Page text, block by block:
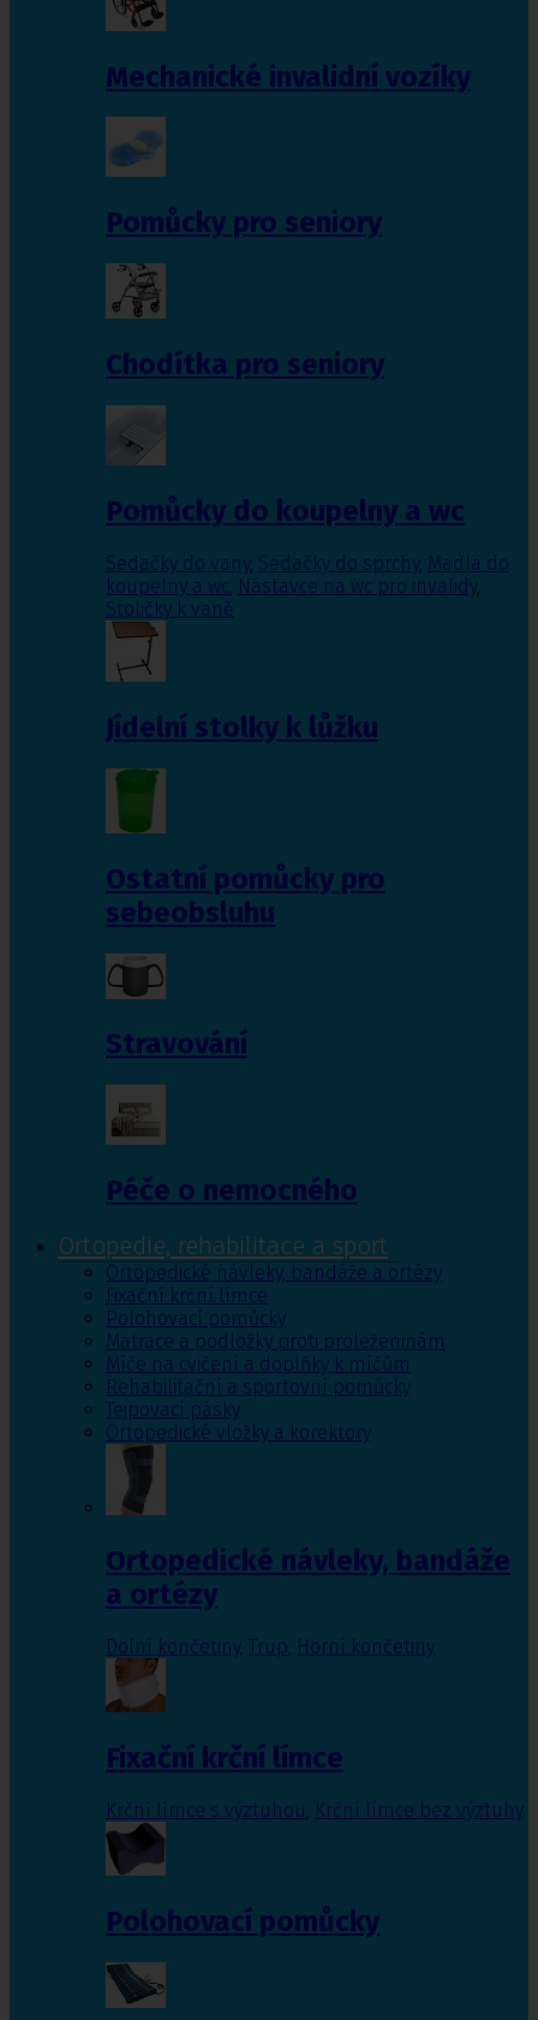
Mechanické invalidní vozíky
Pomůcky pro seniory
Chodítka pro seniory
Pomůcky do koupelny a wc
Sedačky do vany, Sedačky do sprchy, Madla do
koupelny a wc, Nástavce na wc pro invalidy,
Stoličky k vaně
Jídelní stolky k lůžku
Ostatní pomůcky pro
sebeobsluhu
Stravování
Péče o nemocného
Ortopedie, rehabilitace a sport
Ortopedické návleky, bandáže a ortézy
Fixační krční límce
Polohovací pomůcky
Matrace a podložky proti proleženinám
Míče na cvičení a doplňky k míčům
Rehabilitační a sportovní pomůcky
Tejpovací pásky
Ortopedické vložky a korektory
Ortopedické návleky, bandáže
a ortézy
Dolní končetiny, Trup, Horní končetiny
Fixační krční límce
Krční límce s výztuhou Krční límce bez výztuhy
Polohovací pomůcky